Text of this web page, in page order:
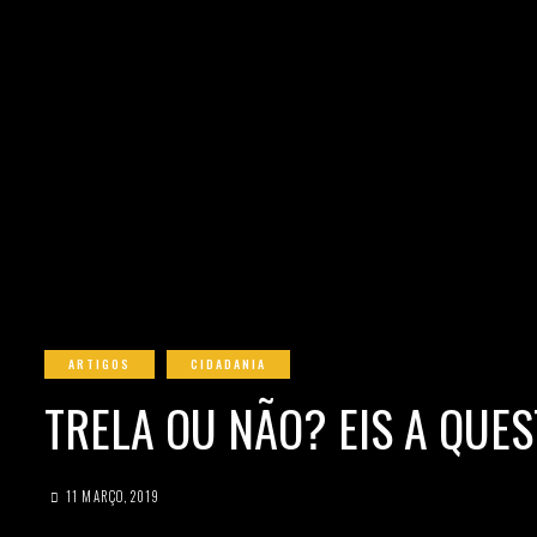
ARTIGOS CIDADANIA
TRELA OU NÃO? EIS A
11 MARÇO, 2019